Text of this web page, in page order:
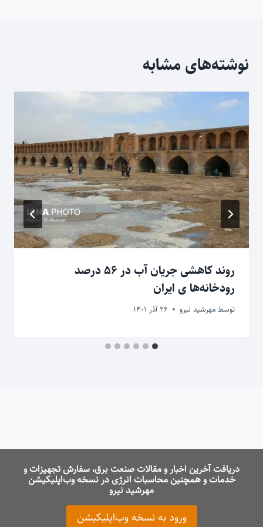
نوشته‌های مشابه
روند کاهشی جریان آب در ۵۶ درصد
رودخانه‌ها ی ایران
توسط مهرشید نیرو 26 آذر 1401
دریافت آخرین اخبار و مقالات صنعت برق، سفارش تجهیزات و
خدمات و همچنین محاسبات انرژی در نسخه وب‌اپلیکیشن
مهرشید نیرو
ورود به نسخه وب‌اپلیکیشن